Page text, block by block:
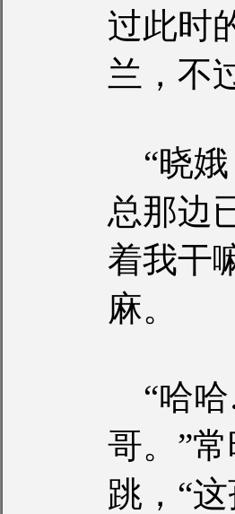
过此时
兰，不
“晓娥
总那边
着我干
麻。
“哈哈
哥。”
跳，“